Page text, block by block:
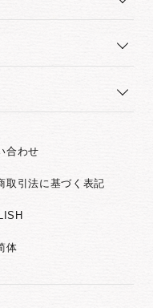
合わせ
取引法に基づく表記
体